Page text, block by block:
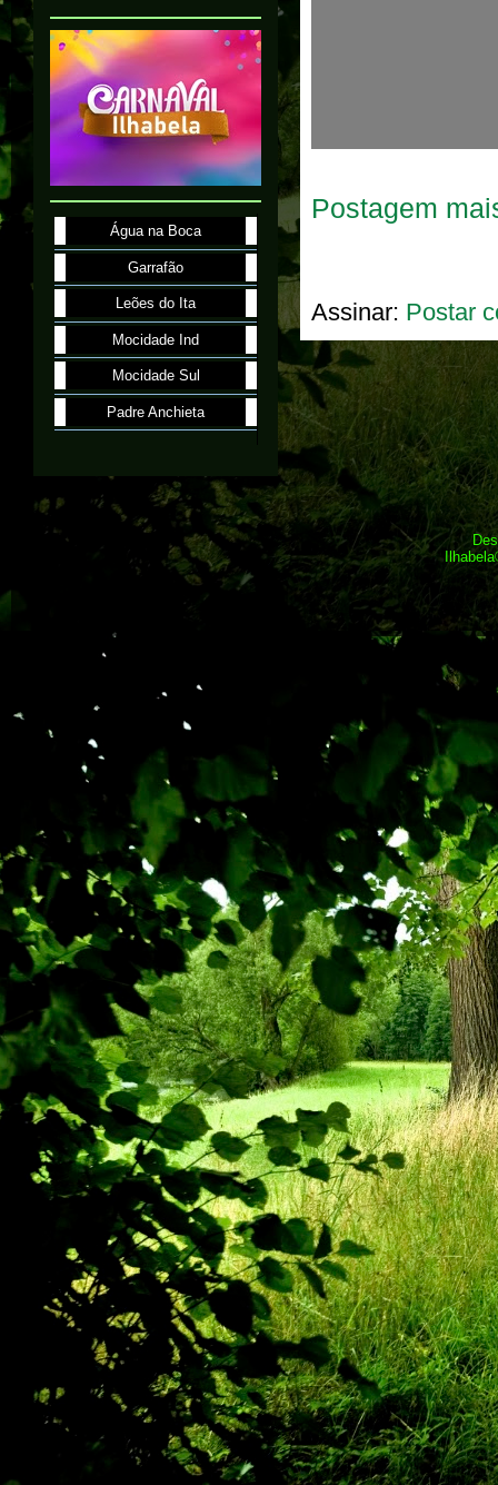
Postagem
Assinar: Postar
Água na Boca
Garrafão
Leões do Ita
Mocidade Ind
Mocidade Sul
Padre Anchieta